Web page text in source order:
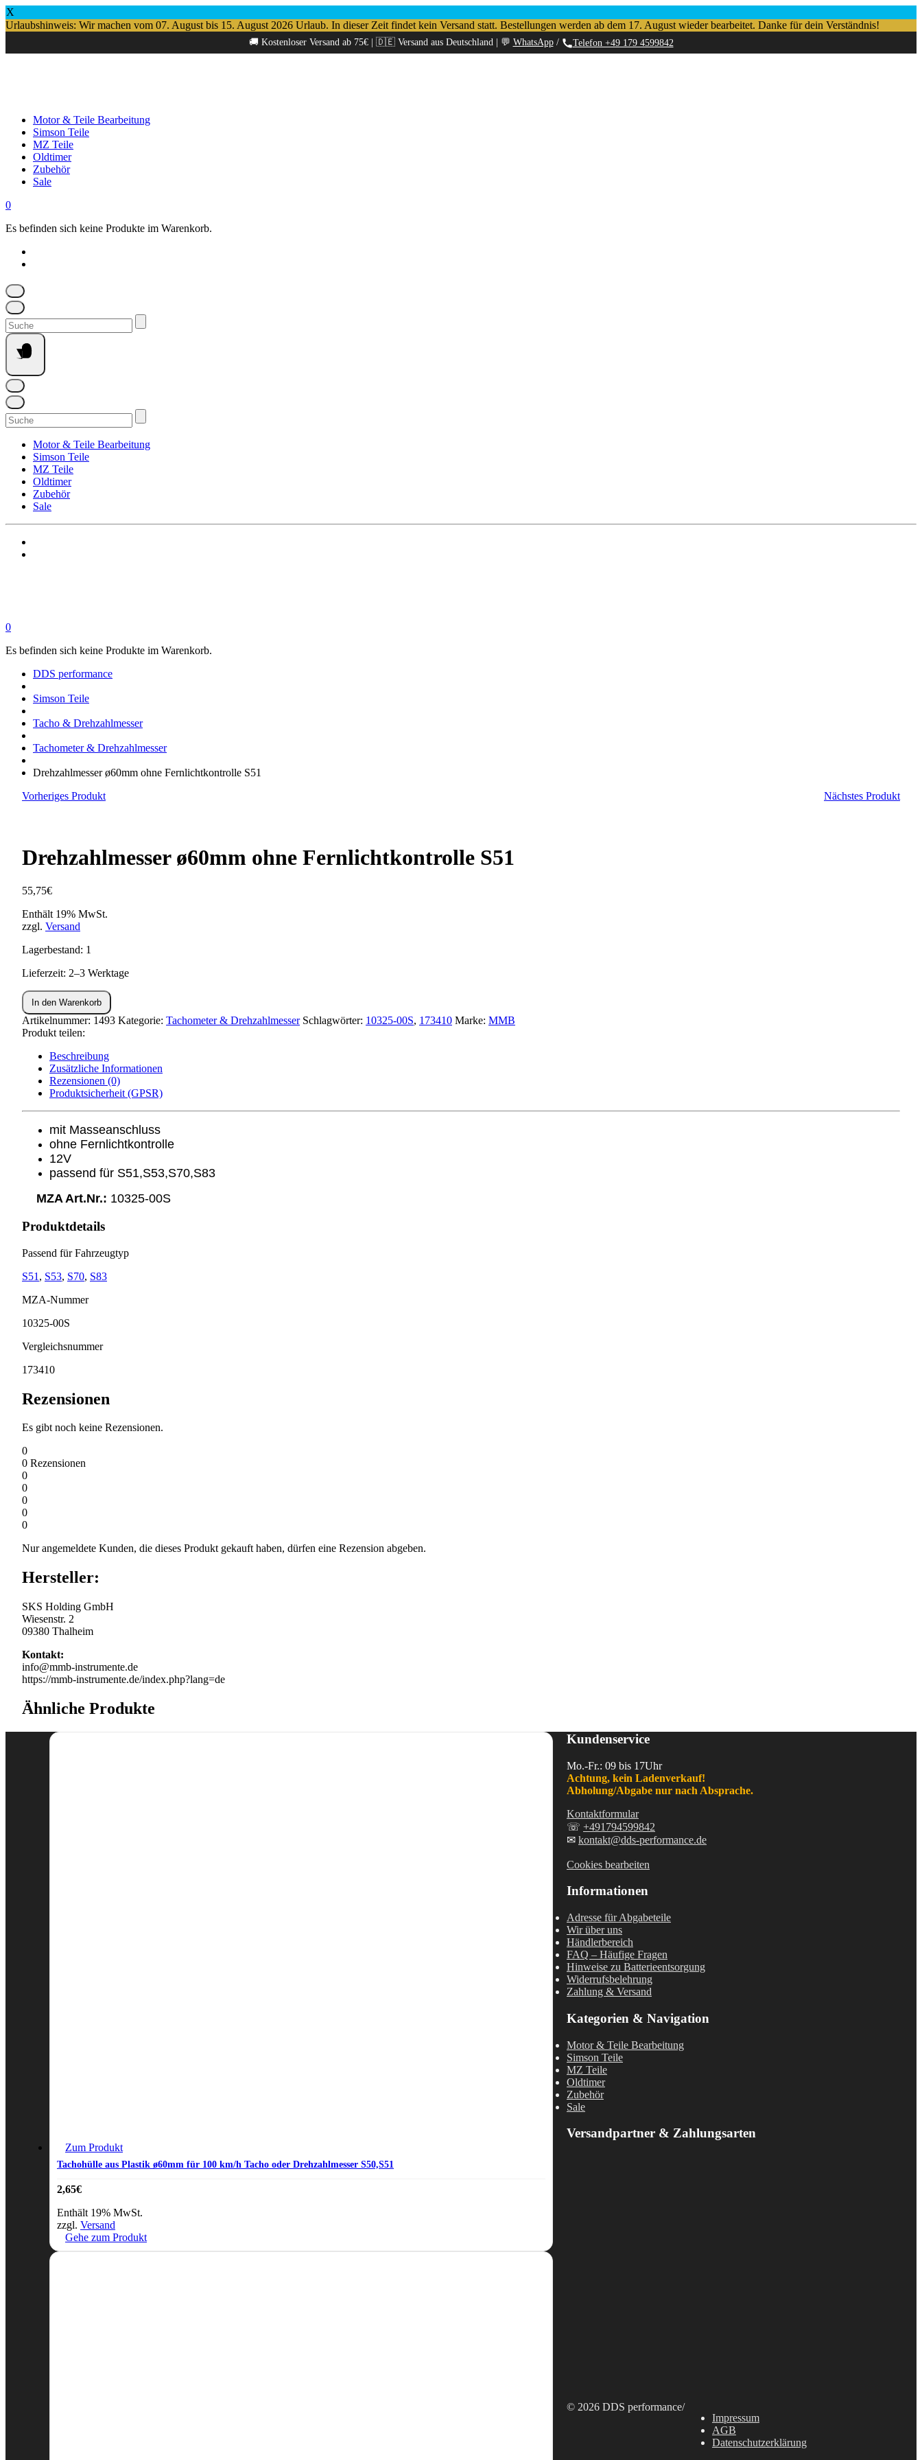
X
Urlaubshinweis: Wir machen vom 07. August bis 15. August 2026 Urlaub. In dieser Zeit findet kein Versand statt. Bestellungen werden ab dem 17. August wieder bearbeitet. Danke für dein Verständnis!
🚚 Kostenloser Versand ab 75€ | 🇩🇪 Versand aus Deutschland | 💬 WhatsApp/ Telefon +49 179 4599842
Motor & Teile Bearbeitung
Simson Teile
MZ Teile
Oldtimer
Zubehör
Sale
0
Es befinden sich keine Produkte im Warenkorb.
Suchen
nach:
Suchen
nach:
Motor & Teile Bearbeitung
Simson Teile
MZ Teile
Oldtimer
Zubehör
Sale
0
Es befinden sich keine Produkte im Warenkorb.
DDS performance
Simson Teile
Tacho & Drehzahlmesser
Tachometer & Drehzahlmesser
Drehzahlmesser ø60mm ohne Fernlichtkontrolle S51
Vorheriges Produkt
Nächstes Produkt
Drehzahlmesser ø60mm ohne Fernlichtkontrolle S51
55,75€
Enthält 19% MwSt.
zzgl. Versand
Lagerbestand: 1
Lieferzeit: 2–3 Werktage
Drehzahlmesser
ø60mm
ohne
Fernlichtkontrolle
Menge
In den Warenkorb
Artikelnummer: 1493 Kategorie: Tachometer & Drehzahlmesser Schlagwörter: 10325-00S, 173410 Marke: MMB
Produkt teilen:
Beschreibung
Zusätzliche Informationen
Rezensionen (0)
Produktsicherheit (GPSR)
mit Masseanschluss
ohne Fernlichtkontrolle
12V
passend für S51,S53,S70,S83
MZA Art.Nr.: 10325-00S
Produktdetails
Passend für Fahrzeugtyp
S51 , S53, S70, S83
MZA-Nummer
10325-00S
Vergleichsnummer
173410
Rezensionen
Es gibt noch keine Rezensionen.
0
0 Rezensionen
0
0
0
0
0
Nur angemeldete Kunden, die dieses Produkt gekauft haben, dürfen eine Rezension abgeben.
Hersteller:
SKS Holding GmbH
Wiesenstr. 2
09380 Thalheim
Kontakt:
info@mmb-instrumente.de
https://mmb-instrumente.de/index.php?lang=de
Ähnliche Produkte
Zum Produkt
Tachohülle aus Plastik ø60mm für 100 km/h Tacho oder Drehzahlmesser S50,S51
2,65€
Enthält 19% MwSt.
zzgl. Versand
Gehe zum Produkt
Kundenservice
Mo.-Fr.: 09 bis 17Uhr
Achtung, kein Ladenverkauf!
Abholung/Abgabe nur nach Absprache.
Kontaktformular
☏ +491794599842
✉ kontakt@dds-performance.de
Cookies bearbeiten
Informationen
Adresse für Abgabeteile
Wir über uns
Händlerbereich
FAQ – Häufige Fragen
Hinweise zu Batterieentsorgung
Widerrufsbelehrung
Zahlung & Versand
Kategorien & Navigation
Motor & Teile Bearbeitung
Simson Teile
MZ Teile
Oldtimer
Zubehör
Sale
Versandpartner & Zahlungsarten
© 2026 DDS performance/
Impressum
AGB
Datenschutzerklärung